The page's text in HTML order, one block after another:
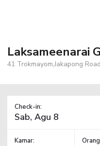
Laksameenarai
41 Trokmayom,Jakapong
Check-in:
Kamar: